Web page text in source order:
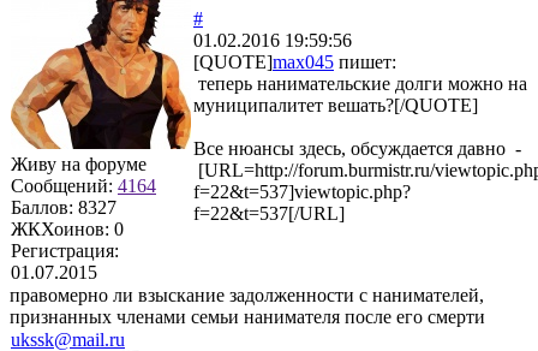
Живу на форуме
Сообщений: 4164
Баллов: 8327
ЖКХоинов: 0
Регистрация:
01.07.2015
#
01.02.2016 19:59:56
[QUOTE]max045 пишет:
теперь нанимательские долги можно на
муниципалитет вешать?[/QUOTE]
Все нюансы здесь, обсуждается давно -
[URL=http://forum.burmistr.ru/
f=22&t=537]viewtopic.php?
f=22&t=537[/URL]
правомерно ли взыскание задолженности с нанимателей,
признанных членами семьи нанимателя после его смерти
ukssk@mail.ru